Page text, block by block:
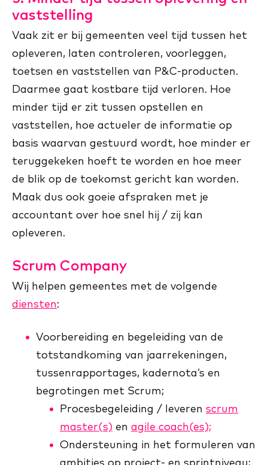
vaststelling
Vaak zit er bij gemeenten veel tijd tussen het
opleveren, laten controleren, voorleggen,
toetsen en vaststellen van P&C-producten.
Daarmee gaat kostbare tijd verloren. Hoe
minder tijd er zit tussen opstellen en
vaststellen, hoe actueler de informatie op
basis waarvan gestuurd wordt, hoe minder er
teruggekeken hoeft te worden en hoe meer
de blik op de toekomst gericht kan worden.
Maak dus ook goeie afspraken met je
accountant over hoe snel hij / zij kan
opleveren.
Scrum Company
Wij helpen gemeentes met de volgende
diensten:
Voorbereiding en begeleiding van de
totstandkoming van jaarrekeningen,
tussenrapportages, kadernota’s en
begrotingen met Scrum;
Procesbegeleiding / leveren scrum
master(s) en agile coach(es);
Ondersteuning in het formuleren van